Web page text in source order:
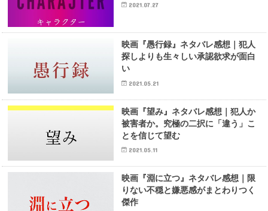
2021.07.27
映画『愚行録』ネタバレ感想｜犯人
探しよりも生々しい承認欲求が面白
い
2021.05.21
映画『望み』ネタバレ感想｜犯人か
被害者か。究極の二択に「違う」こ
とを信じて望む
2021.05.11
映画『淵に立つ』ネタバレ感想｜限
りない不穏と嫌悪感がまとわりつく
傑作